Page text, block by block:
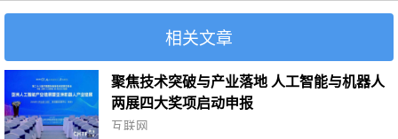
相关文章
聚焦技术突破与产业落地 人工智能与机器人
两展四大奖项启动申报
互联网